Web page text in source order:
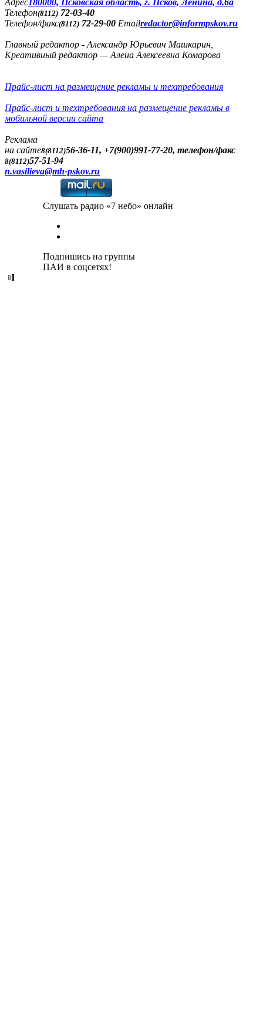
Телефон(8112) 72-03-40
Телефон/факс(8112) 72-29-00 Emailredactor@informpskov.ru
Главный редактор - Александр Юрьевич Машкарин,
Креативный редактор — Алена Алексеевна Комарова
Прайс-лист на размещение рекламы и техтребования
Прайс-лист и техтребования на размещение рекламы в
мобильной версии сайта
Реклама
на сайте8(8112)56-36-11, +7(900)991-77-20, телефон/факс
8(8112)57-51-94
n.vasilieva@mh-pskov.ru
Слушать радио «7 небо» онлайн
Подпишись на группы
ПАИ в соцсетях!